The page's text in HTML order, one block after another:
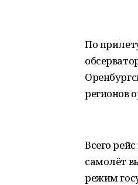
По
регионов
Всего
самолёт
режим